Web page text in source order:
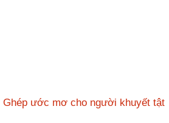
Ghép ước mơ cho người khuyết tật